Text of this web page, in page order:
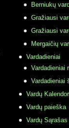
Berniukų
Gražiausi
Gražiausi
Mergaičių
Vardadieniai
Vardadieniai
Vardadieniai
Vardų
Vardų paieška
Vardų Sąrašas